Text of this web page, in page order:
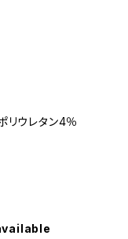
ウレタン4％